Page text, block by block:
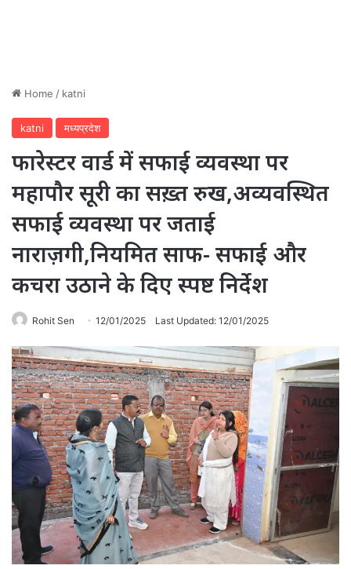
Home / katni
katni मध्यप्रदेश
फारेस्टर वार्ड में सफाई व्यवस्था पर
महापौर सूरी का सख़्त रुख,अव्यवस्थित
सफाई व्यवस्था पर जताई
नाराज़गी,नियमित साफ- सफाई और
कचरा उठाने के दिए स्पष्ट निर्देश
Rohit Sen 12/01/2025 Last Updated: 12/01/2025